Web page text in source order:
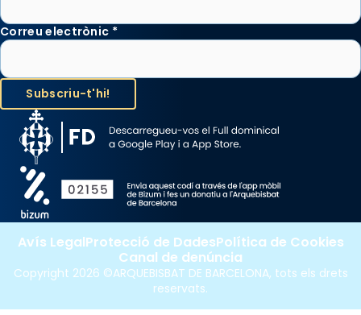
Correu electrònic *
Copyright 2026 ©ARQUEBISBAT DE BARCELONA, tots els drets
reservats.
Avís LegalProtecció de DadesPolítica de Cookies
Canal de denúncia